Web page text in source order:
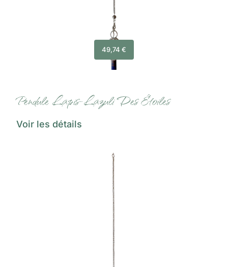
49,74 €
Pendule Lapis-Lazuli Des Étoiles
Voir les détails